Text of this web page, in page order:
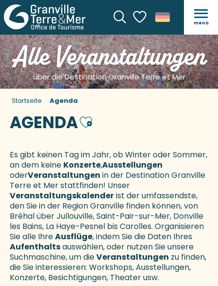
SucheVoir les favoris
menü
Alle Veranstaltungen
über die Destination Granville Terre et Mer
Startseite Agenda
AGENDAAjouter aux favoris
Es gibt keinen Tag im Jahr, ob Winter oder Sommer,
an dem keine Konzerte,Ausstellungen
oderVeranstaltungen in der Destination Granville
Terre et Mer stattfinden! Unser
Veranstaltungskalenderist der umfassendste,
den Sie in der Region Granville finden können, von
Bréhal über Jullouville, Saint-Pair-sur-Mer, Donville
les Bains, La Haye-Pesnel bis Carolles. Organisieren
Sie alle IhreAusflüge, indem Sie die Daten Ihres
Aufenthaltsauswählen, oder nutzen Sie unsere
Suchmaschine, um dieVeranstaltungen zu finden,
die Sie interessieren: Workshops, Ausstellungen,
Konzerte, Besichtigungen, Theater usw.